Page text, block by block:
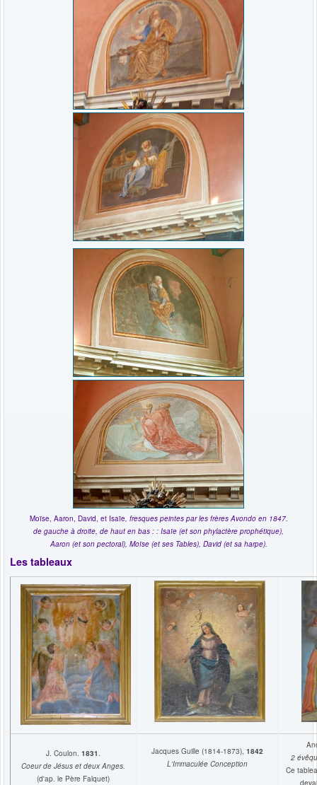
Moïse, Aaron, David, et Isaïe, fresques peintes par les frères Avondo en 1847.
de gauche à droite, de haut en bas : : Isaïe (et son phylactère prophétique),
Aaron (et son pectoral), Moïse (et ses Tables), David (et sa harpe).
Les tableaux
J. Coulon. 1831
Coeur de Jésus et deux Anges.
(d'ap. le Père Falquet)
Jacques Guille (1814-1873), 1842
L'Immaculée Conception
2
Ce